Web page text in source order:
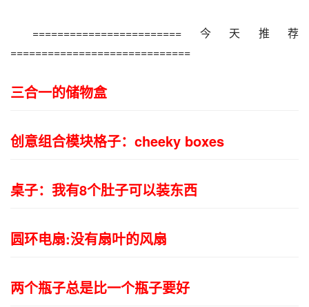
========================今天推荐
=============================
三合一的储物盒
创意组合模块格子：cheeky boxes
桌子：我有8个肚子可以装东西
圆环电扇:没有扇叶的风扇
两个瓶子总是比一个瓶子要好